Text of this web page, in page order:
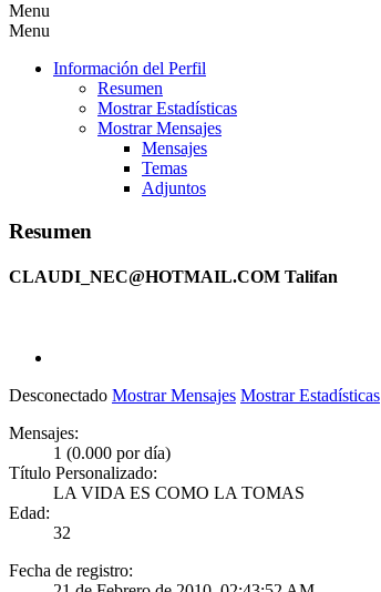
Menu
Menu
Información del Perfil
Resumen
Mostrar Estadísticas
Mostrar Mensajes
Mensajes
Temas
Adjuntos
Resumen
CLAUDI_NEC@HOTMAIL.COM Talifan
Desconectado Mostrar Mensajes Mostrar Estadísticas
Mensajes:
1 (0.000 por día)
Título Personalizado:
LA VIDA ES COMO LA TOMAS
Edad:
32
Fecha de registro: